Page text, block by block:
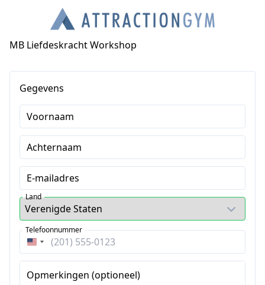
MB Liefdeskracht Workshop
Gegevens
Voornaam
Achternaam
E-mailadres
Land
Verenigde
Staten
+1
Telefoonnummer
Opmerkingen (optioneel)